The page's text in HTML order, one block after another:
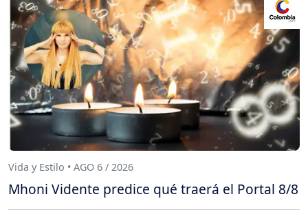
Vida y Estilo • AGO 6 / 2026
Mhoni Vidente predice qué traerá el Portal 8/8